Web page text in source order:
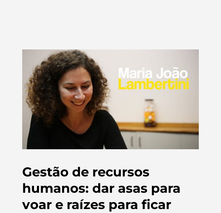
Gestão de recursos
humanos: dar asas para
voar e raízes para ficar